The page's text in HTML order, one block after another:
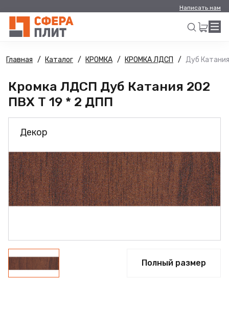
Написать нам
Искать
Главная Каталог КРОМКА КРОМКА ЛДСП Дуб
Кромка ЛДСП Дуб Катания 202
ПВХ Т 19 * 2 ДПП
Декор
Полный размер